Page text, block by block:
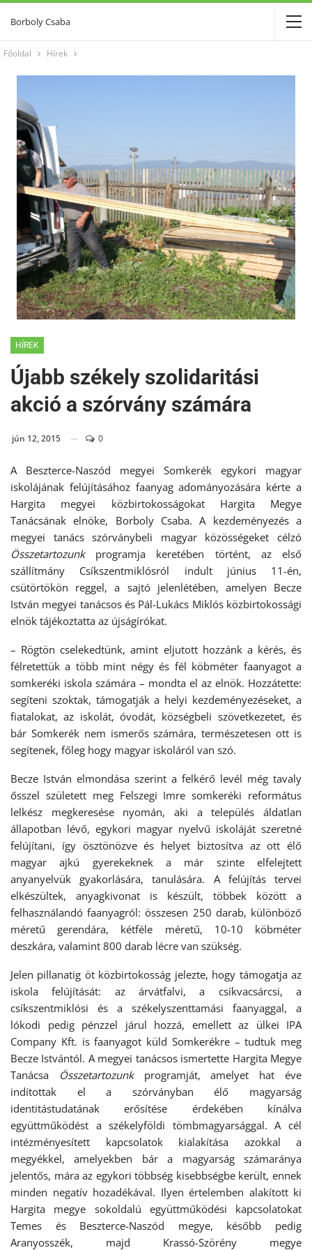
Borboly Csaba
Főoldal Hírek
HÍREK
Újabb székely szolidaritási
akció a szórvány számára
jún 12, 2015 0
A Beszterce-Naszód megyei Somkerék egykori magyar
iskolájának felújításához faanyag adományozására kérte a
Hargita megyei közbirtokosságokat Hargita Megye
Tanácsának elnöke, Borboly Csaba. A kezdeményezés a
megyei tanács szórványbeli magyar közösségeket célzó
Összetartozunkprogramja keretében történt, az első
szállítmány Csíkszentmiklósról indult június 11-én,
csütörtökön reggel, a sajtó jelenlétében, amelyen Becze
István megyei tanácsos és Pál-Lukács Miklós közbirtokossági
elnök tájékoztatta az újságírókat.
– Rögtön cselekedtünk, amint eljutott hozzánk a kérés, és
félretettük a több mint négy és fél köbméter faanyagot a
somkeréki iskola számára – mondta el az elnök. Hozzátette:
segíteni szoktak, támogatják a helyi kezdeményezéseket, a
fiatalokat, az iskolát, óvodát, községbeli szövetkezetet, és
bár Somkerék nem ismerős számára, természetesen ott is
segítenek, főleg hogy magyar iskoláról van szó.
Becze István elmondása szerint a felkérő levél még tavaly
ősszel született meg Felszegi Imre somkeréki református
lelkész megkeresése nyomán, aki a település áldatlan
állapotban lévő, egykori magyar nyelvű iskoláját szeretné
felújítani, így ösztönözve és helyet biztosítva az ott élő
magyar ajkú gyerekeknek a már szinte elfelejtett
anyanyelvük gyakorlására, tanulására. A felújítás tervei
elkészültek, anyagkivonat is készült, többek között a
felhasználandó faanyagról: összesen 250 darab, különböző
méretű gerendára, kétféle méretű, 10-10 köbméter
deszkára, valamint 800 darab lécre van szükség.
Jelen pillanatig öt közbirtokosság jelezte, hogy támogatja az
iskola felújítását: az árvátfalvi, a csíkvacsárcsi, a
csíkszentmiklósi és a székelyszenttamási faanyaggal, a
lókodi pedig pénzzel járul hozzá, emellett az ülkei IPA
Company Kft. is faanyagot küld Somkerékre – tudtuk meg
Becze Istvántól. A megyei tanácsos ismertette Hargita Megye
Tanácsa
Összetartozunkprogramját, amelyet hat éve
indítottak el a szórványban élő magyarság
identitástudatának erősítése érdekében kínálva
együttműködést a székelyföldi tömbmagyarsággal. A cél
intézményesített kapcsolatok kialakítása azokkal a
megyékkel, amelyekben bár a magyarság számaránya
jelentős, mára az egykori többség kisebbségbe került, ennek
minden negatív hozadékával. Ilyen értelemben alakított ki
Hargita megye sokoldalú együttműködési kapcsolatokat
Temes és Beszterce-Naszód megye, később pedig
Aranyosszék, majd Krassó-Szörény megye